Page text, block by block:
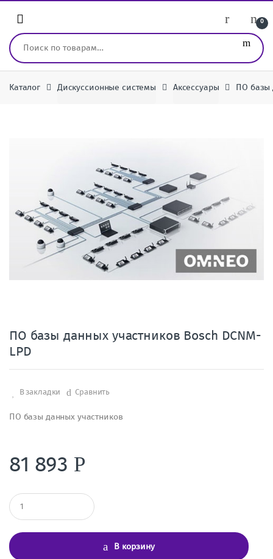
0
Искать:
Каталог Дискуссионные системы Аксессуары ПО базы
ПО базы данных участников Bosch DCNM-
LPD
В закладки Сравнить
ПО базы данных участников
81 893 Р
К
о
ч
е
В корзину